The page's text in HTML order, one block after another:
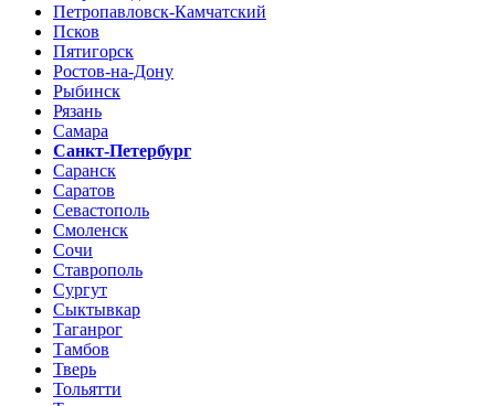
Петропавловск-Камчатский
Псков
Пятигорск
Ростов-на-Дону
Рыбинск
Рязань
Самара
Санкт-Петербург
Саранск
Саратов
Севастополь
Смоленск
Сочи
Ставрополь
Сургут
Сыктывкар
Таганрог
Тамбов
Тверь
Тольятти